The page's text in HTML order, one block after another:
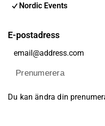
Nordic Events
E-postadress
Prenumerera
Du kan ändra din